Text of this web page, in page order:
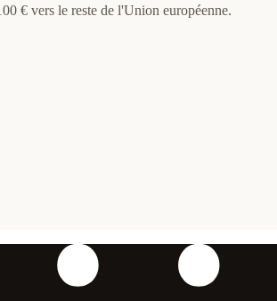
€ vers le reste de l'Union européenne.